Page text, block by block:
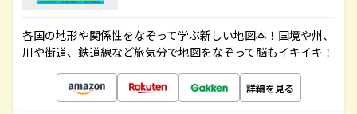
各国の地形や関係性をなぞって学ぶ新しい地図本！国境や州、
川や街道、鉄道線など旅気分で地図をなぞって脳もイキイキ！
詳細を見る